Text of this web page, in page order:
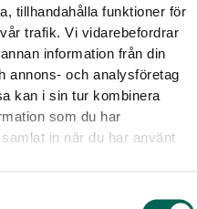
tillhandahålla funktioner för
trafik. Vi vidarebefordrar
information från din
annons- och analysföretag
kan i sin tur kombinera
som du har
in när du har använt
enligt EN 13501-1:2007
11925-2 med godkänd
av polyester och